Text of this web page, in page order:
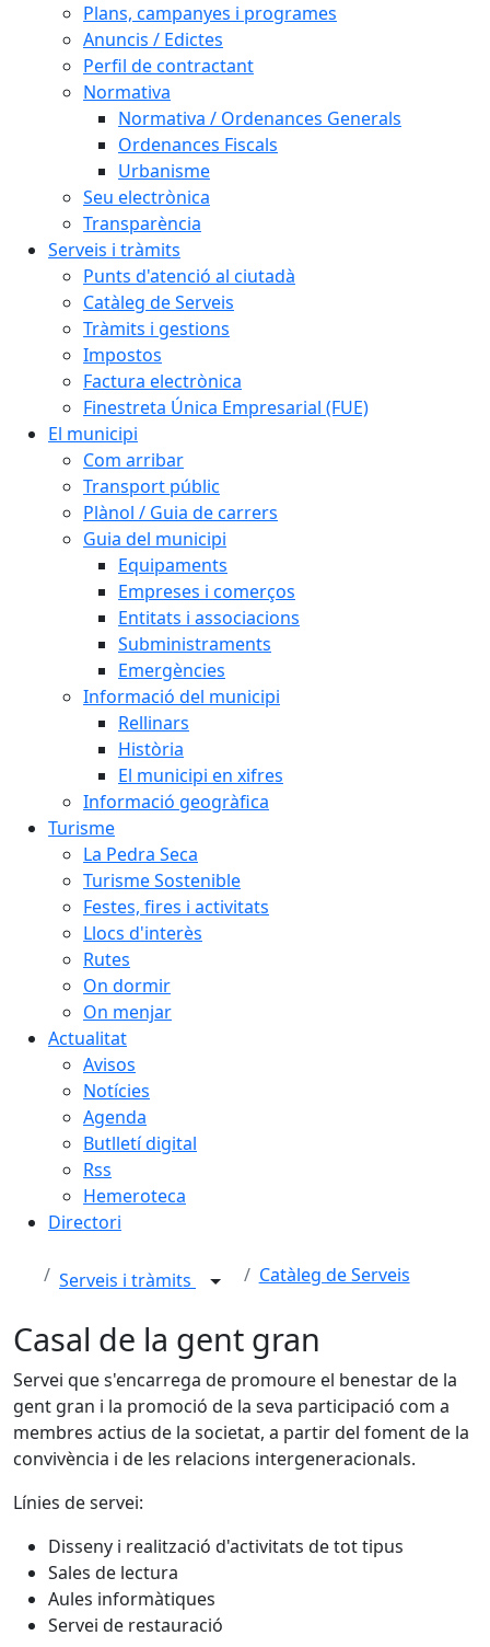
Plans, campanyes i programes
Anuncis / Edictes
Perfil de contractant
Normativa
Normativa / Ordenances Generals
Ordenances Fiscals
Urbanisme
Seu electrònica
Transparència
Serveis i tràmits
Punts d'atenció al ciutadà
Catàleg de Serveis
Tràmits i gestions
Impostos
Factura electrònica
Finestreta Única Empresarial (FUE)
El municipi
Com arribar
Transport públic
Plànol / Guia de carrers
Guia del municipi
Equipaments
Empreses i comerços
Entitats i associacions
Subministraments
Emergències
Informació del municipi
Rellinars
Història
El municipi en xifres
Informació geogràfica
Turisme
La Pedra Seca
Turisme Sostenible
Festes, fires i activitats
Llocs d'interès
Rutes
On dormir
On menjar
Actualitat
Avisos
Notícies
Agenda
Butlletí digital
Rss
Hemeroteca
Directori
Serveis i tràmits Catàleg de Serveis
Casal de la gent gran
Servei que s'encarrega de promoure el benestar de la
gent gran i la promoció de la seva participació com a
membres actius de la societat, a partir del foment de la
convivència i de les relacions intergeneracionals.
Línies de servei:
Disseny i realització d'activitats de tot tipus
Sales de lectura
Aules informàtiques
Servei de restauració